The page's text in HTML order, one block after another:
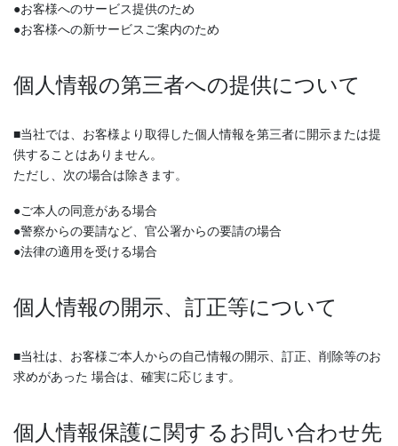
●お客様へのサービス提供のため
●お客様への新サービスご案内のため
個人情報の第三者への提供について
■当社では、お客様より取得した個人情報を第三者に開示または提
供することはありません。
ただし、次の場合は除きます。
●ご本人の同意がある場合
●警察からの要請など、官公署からの要請の場合
●法律の適用を受ける場合
個人情報の開示、訂正等について
■当社は、お客様ご本人からの自己情報の開示、訂正、削除等のお
求めがあった 場合は、確実に応じます。
個人情報保護に関するお問い合わせ先